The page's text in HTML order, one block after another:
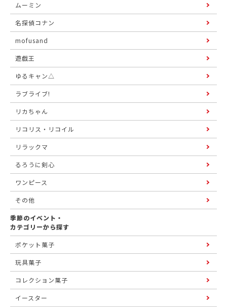
ムーミン
名探偵コナン
mofusand
遊戯王
ゆるキャン△
ラブライブ!
リカちゃん
リコリス・リコイル
リラックマ
るろうに剣心
ワンピース
その他
季節のイベント・
カテゴリーから探す
ポケット菓子
玩具菓子
コレクション菓子
イースター